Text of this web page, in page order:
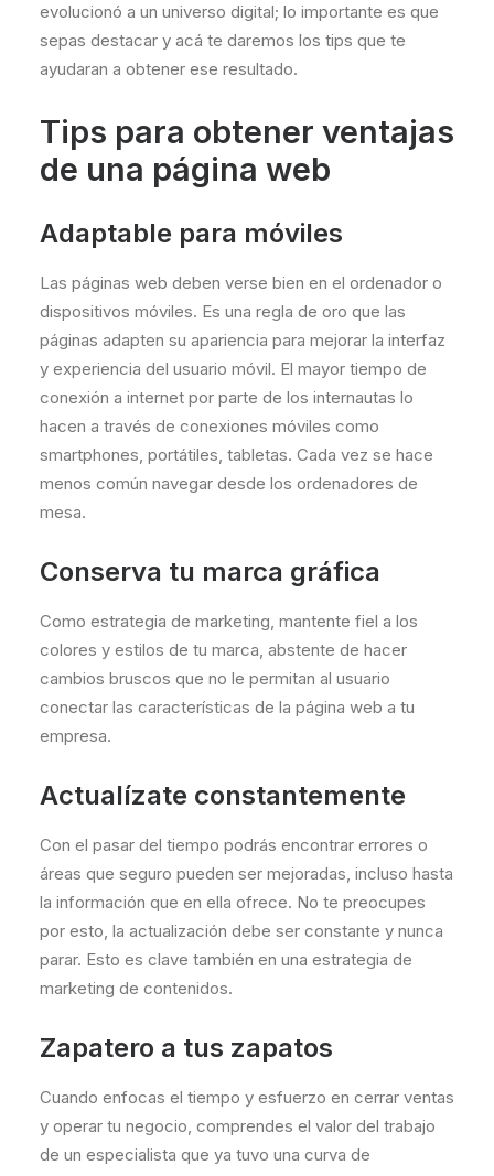
evolucionó a un universo digital; lo importante es que
sepas destacar y acá te daremos los tips que te
ayudaran a obtener ese resultado.
Tips para obtener ventajas
de una página web
Adaptable para móviles
Las páginas web deben verse bien en el ordenador o
dispositivos móviles. Es una regla de oro que las
páginas adapten su apariencia para mejorar la interfaz
y experiencia del usuario móvil. El mayor tiempo de
conexión a internet por parte de los internautas lo
hacen a través de conexiones móviles como
smartphones, portátiles, tabletas. Cada vez se hace
menos común navegar desde los ordenadores de
mesa.
Conserva tu marca gráfica
Como estrategia de marketing, mantente fiel a los
colores y estilos de tu marca, abstente de hacer
cambios bruscos que no le permitan al usuario
conectar las características de la página web a tu
empresa.
Actualízate constantemente
Con el pasar del tiempo podrás encontrar errores o
áreas que seguro pueden ser mejoradas, incluso hasta
la información que en ella ofrece. No te preocupes
por esto, la actualización debe ser constante y nunca
parar. Esto es clave también en una estrategia de
marketing de contenidos.
Zapatero a tus zapatos
Cuando enfocas el tiempo y esfuerzo en cerrar ventas
y operar tu negocio, comprendes el valor del trabajo
de un especialista que ya tuvo una curva de